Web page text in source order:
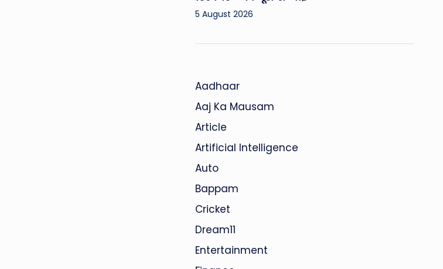
5 August 2026
Aadhaar
Aaj Ka Mausam
Article
Artificial Intelligence
Auto
Bappam
Cricket
Dream11
Entertainment